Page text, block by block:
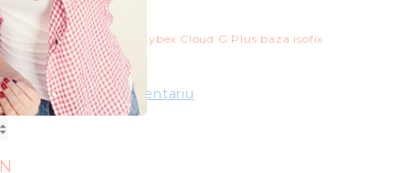
4.0 Classic Black cu Cybex Cloud G Plus baza isofix
Stoc Epuizat
Adauga un comentariu